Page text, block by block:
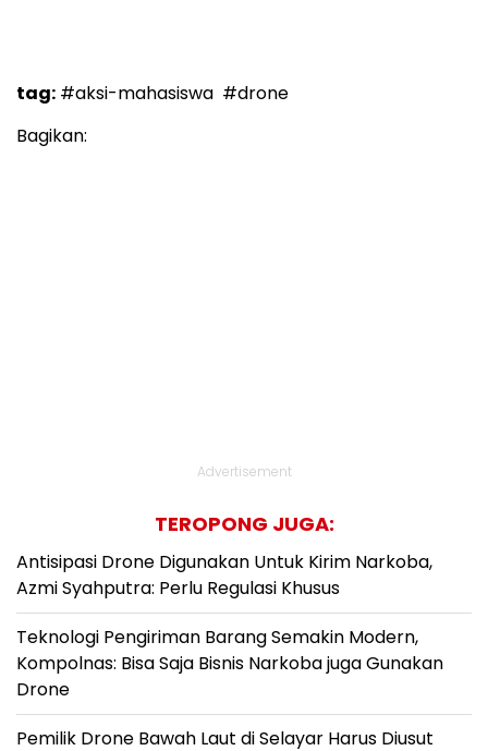
tag: #aksi-mahasiswa #drone
Bagikan:
Advertisement
TEROPONG JUGA:
Antisipasi Drone Digunakan Untuk Kirim Narkoba,
Azmi Syahputra: Perlu Regulasi Khusus
Teknologi Pengiriman Barang Semakin Modern,
Kompolnas: Bisa Saja Bisnis Narkoba juga Gunakan
Drone
Pemilik Drone Bawah Laut di Selayar Harus Diusut